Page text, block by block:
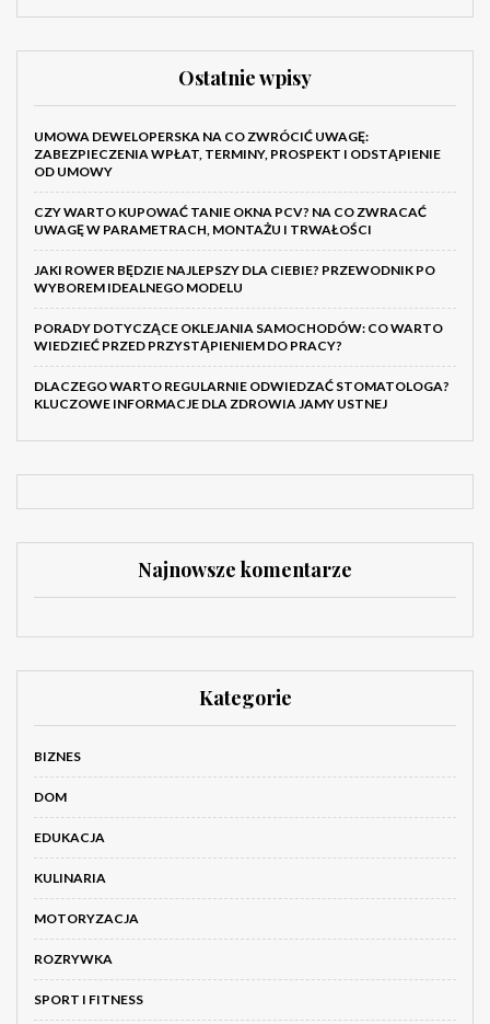
Ostatnie wpisy
UMOWA DEWELOPERSKA NA CO ZWRÓCIĆ UWAGĘ:
ZABEZPIECZENIA WPŁAT, TERMINY, PROSPEKT I ODSTĄPIENIE
OD UMOWY
CZY WARTO KUPOWAĆ TANIE OKNA PCV? NA CO ZWRACAĆ
UWAGĘ W PARAMETRACH, MONTAŻU I TRWAŁOŚCI
JAKI ROWER BĘDZIE NAJLEPSZY DLA CIEBIE? PRZEWODNIK PO
WYBOREM IDEALNEGO MODELU
PORADY DOTYCZĄCE OKLEJANIA SAMOCHODÓW: CO WARTO
WIEDZIEĆ PRZED PRZYSTĄPIENIEM DO PRACY?
DLACZEGO WARTO REGULARNIE ODWIEDZAĆ STOMATOLOGA?
KLUCZOWE INFORMACJE DLA ZDROWIA JAMY USTNEJ
Najnowsze komentarze
Kategorie
BIZNES
DOM
EDUKACJA
KULINARIA
MOTORYZACJA
ROZRYWKA
SPORT I FITNESS